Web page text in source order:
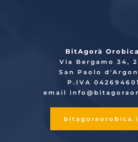
BitAgorà
Via Bergamo 34,
San Paolo
P.IVA
email info